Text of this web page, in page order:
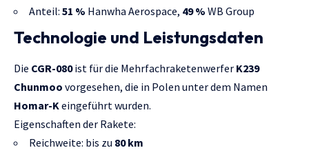
Anteil: 51 % Hanwha Aerospace, 49 % WB Group
Technologie und Leistungsdaten
Die CGR-080ist für die Mehrfachraketenwerfer K239
Chunmoo vorgesehen, die in Polen unter dem Namen
Homar-K eingeführt wurden.
Eigenschaften der Rakete:
Reichweite: bis zu 80 km